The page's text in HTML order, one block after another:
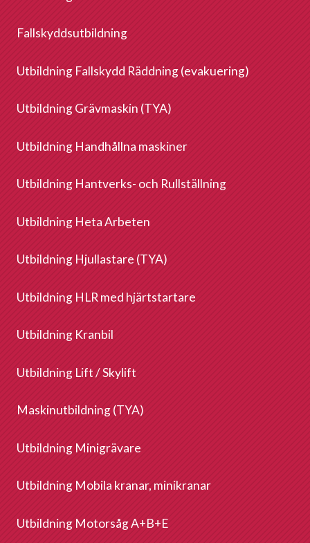
Fallskyddsutbildning
Utbildning Fallskydd Räddning (evakuering)
Utbildning Grävmaskin (TYA)
Utbildning Handhållna maskiner
Utbildning Hantverks- och Rullställning
Utbildning Heta Arbeten
Utbildning Hjullastare (TYA)
Utbildning HLR med hjärtstartare
Utbildning Kranbil
Utbildning Lift / Skylift
Maskinutbildning (TYA)
Utbildning Minigrävare
Utbildning Mobila kranar, minikranar
Utbildning Motorsåg A+B+E